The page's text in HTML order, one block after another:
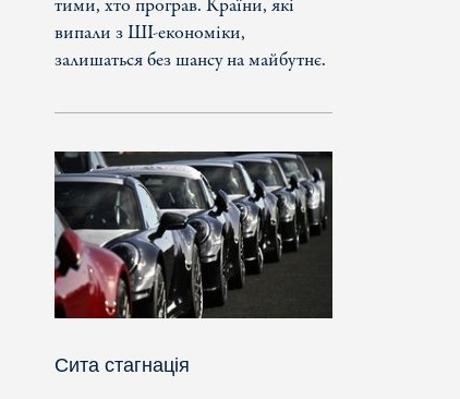
тими, хто програв. Країни, які
випали з ШІ-економіки,
залишаться без шансу на майбутнє.
Сита стагнація